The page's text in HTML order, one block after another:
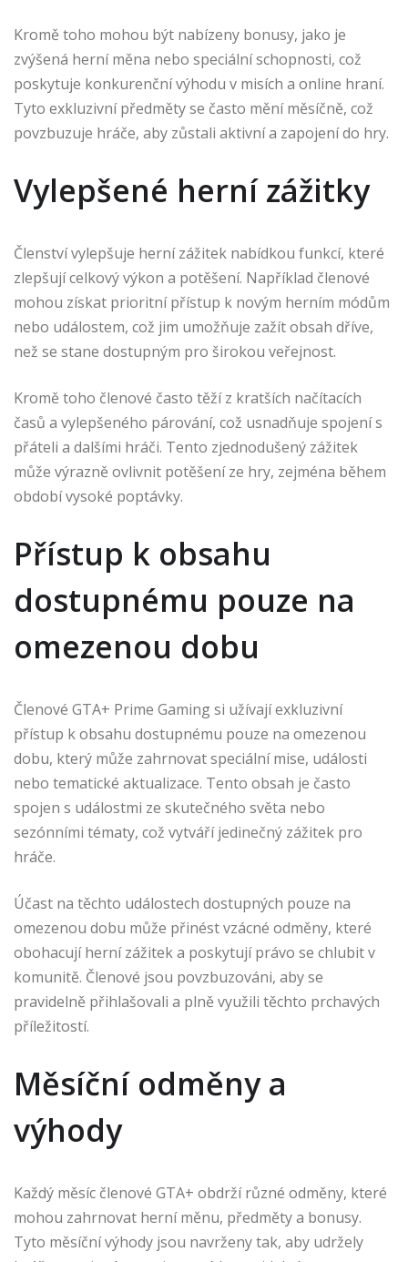
Kromě toho mohou být nabízeny bonusy, jako je
zvýšená herní měna nebo speciální schopnosti, což
poskytuje konkurenční výhodu v misích a online hraní.
Tyto exkluzivní předměty se často mění měsíčně, což
povzbuzuje hráče, aby zůstali aktivní a zapojení do hry.
Vylepšené herní zážitky
Členství vylepšuje herní zážitek nabídkou funkcí, které
zlepšují celkový výkon a potěšení. Například členové
mohou získat prioritní přístup k novým herním módům
nebo událostem, což jim umožňuje zažít obsah dříve,
než se stane dostupným pro širokou veřejnost.
Kromě toho členové často těží z kratších načítacích
časů a vylepšeného párování, což usnadňuje spojení s
přáteli a dalšími hráči. Tento zjednodušený zážitek
může výrazně ovlivnit potěšení ze hry, zejména během
období vysoké poptávky.
Přístup k obsahu
dostupnému pouze na
omezenou dobu
Členové GTA+ Prime Gaming si užívají exkluzivní
přístup k obsahu dostupnému pouze na omezenou
dobu, který může zahrnovat speciální mise, události
nebo tematické aktualizace. Tento obsah je často
spojen s událostmi ze skutečného světa nebo
sezónními tématy, což vytváří jedinečný zážitek pro
hráče.
Účast na těchto událostech dostupných pouze na
omezenou dobu může přinést vzácné odměny, které
obohacují herní zážitek a poskytují právo se chlubit v
komunitě. Členové jsou povzbuzováni, aby se
pravidelně přihlašovali a plně využili těchto prchavých
příležitostí.
Měsíční odměny a
výhody
Každý měsíc členové GTA+ obdrží různé odměny, které
mohou zahrnovat herní měnu, předměty a bonusy.
Tyto měsíční výhody jsou navrženy tak, aby udržely